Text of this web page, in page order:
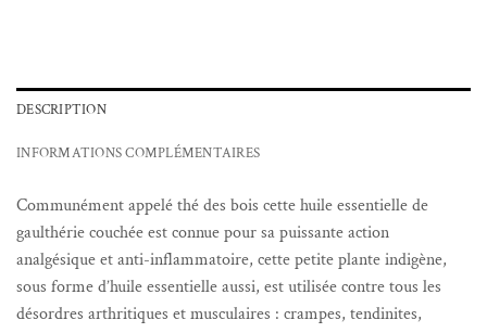
DESCRIPTION
INFORMATIONS COMPLÉMENTAIRES
Communément appelé thé des bois cette huile essentielle de
gaulthérie couchée est connue pour sa puissante action
analgésique et anti-inflammatoire, cette petite plante indigène,
sous forme d’huile essentielle aussi, est utilisée contre tous les
désordres arthritiques et musculaires : crampes, tendinites,